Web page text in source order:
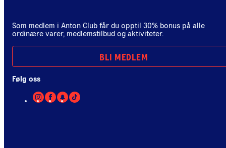
Som medlem i Anton Club får du opptil 30% bonus på alle
ordinære varer, medlemstilbud og aktiviteter.
BLI MEDLEM
Følg oss